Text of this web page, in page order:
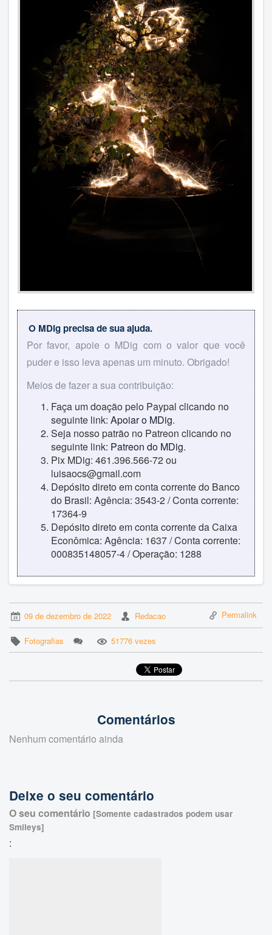
O MDig precisa de sua ajuda.
Por favor, apoie o MDig com o valor que você
puder e isso leva apenas um minuto. Obrigado!
Meios de fazer a sua contribuição:
Faça um doação pelo Paypal clicando no
seguinte link: Apoiar o MDig.
Seja nosso patrão no Patreon clicando no
seguinte link: Patreon do MDig.
Pix MDig: 461.396.566-72 ou
luisaocs@gmail.com
Depósito direto em conta corrente do Banco
do Brasil: Agência: 3543-2 / Conta corrente:
17364-9
Depósito direto em conta corrente da Caixa
Econômica: Agência: 1637 / Conta corrente:
000835148057-4 / Operação: 1288
09 de dezembro de 2022 Redacao Permalink
Fotografias 51776 vezes
Comentários
Nenhum comentário ainda
Deixe o seu comentário
O seu comentário [Somente cadastrados podem usar
Smileys]
: